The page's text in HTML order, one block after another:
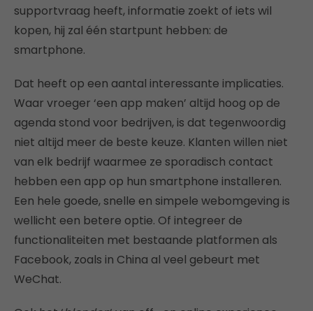
supportvraag heeft, informatie zoekt of iets wil
kopen, hij zal één startpunt hebben: de
smartphone.
Dat heeft op een aantal interessante implicaties.
Waar vroeger ‘een app maken’ altijd hoog op de
agenda stond voor bedrijven, is dat tegenwoordig
niet altijd meer de beste keuze. Klanten willen niet
van elk bedrijf waarmee ze sporadisch contact
hebben een app op hun smartphone installeren.
Een hele goede, snelle en simpele webomgeving is
wellicht een betere optie. Of integreer de
functionaliteiten met bestaande platformen als
Facebook, zoals in China al veel gebeurt met
WeChat.